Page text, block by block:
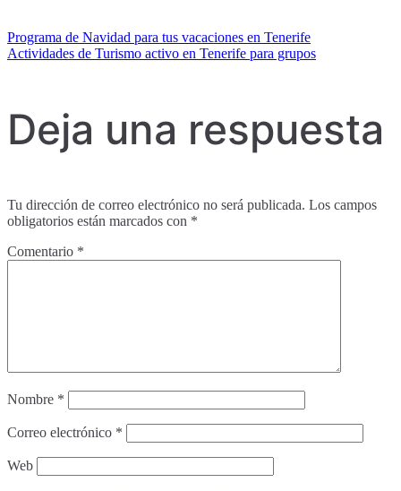
Programa de Navidad para tus vacaciones en Tenerife
Actividades de Turismo activo en Tenerife para grupos
Deja una respuesta
Tu dirección de correo electrónico no será publicada. Los campos
obligatorios están marcados con *
Comentario *
Nombre *
Correo electrónico *
Web